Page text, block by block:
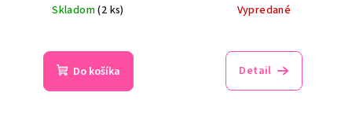
Skladom(2 ks)
Do košíka
Vypredané
Detail